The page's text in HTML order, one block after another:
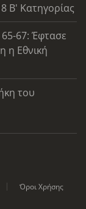
Β' Κατηγορίας
67: Έφτασε
η Εθνική
του
Όροι Χρήσης